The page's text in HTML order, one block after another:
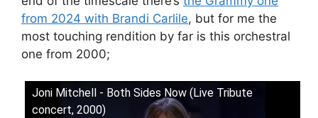
from 2024 with Brandi Carlile, but for me the
most touching rendition by far is this orchestral
one from 2000;
Joni Mitchell - Both Sides Now (Live Tribute
concert, 2000)